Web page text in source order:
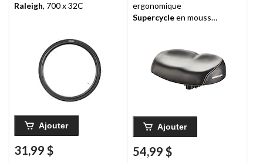
Raleigh, 700 x 32C
Ajouter
31,99 $
ergonomique
Supercycleen mousse
Ajouter
54,99 $